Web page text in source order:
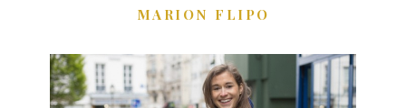
MARION FLIPO